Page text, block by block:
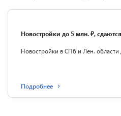
Новостройки до 5 млн. ₽,
Новостройки в СПб и Лен. области
Подробнее